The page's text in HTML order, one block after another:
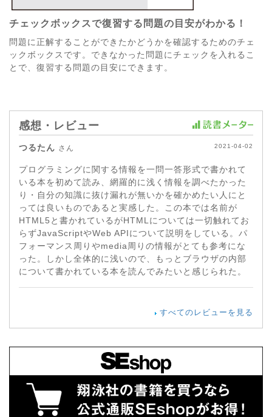
チェックボックスで復習する問題の目安がわかる！
問題に正解することができたかどうかを確認するためのチェ
ックボックスです。できなかった問題にチェックを入れるこ
とで、復習する問題の目安にできます。
感想・レビュー
つるたん さん 2021-04-02
プログラミングに関する情報を一問一答形式で書かれて
いる本を初めて読み、網羅的に浅く情報を調べたかった
り・自分の知識に抜け漏れが無いかを確かめたい人にと
っては良いものであると実感した。この本では名前が
HTML5と書かれているがHTMLについては一切触れてお
らずJavaScriptやWeb APIについて説明をしている。パ
フォーマンス周りやmedia周りの情報がとても参考にな
った。しかし全体的に浅いので、もっとブラウザの内部
について書かれている本を読んでみたいと感じられた。
すべてのレビューを見る